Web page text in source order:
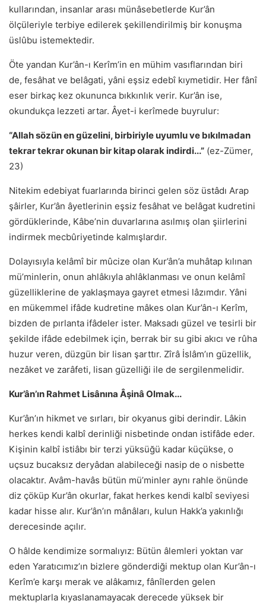
kullarından, insanlar arası münâsebetlerde Kur’ân
ölçüleriyle terbiye edilerek şekillendirilmiş bir konuşma
üslûbu istemektedir.
Öte yandan Kur’ân-ı Kerîm’in en mühim vasıflarından biri
de, fesâhat ve belâgati, yâni eşsiz edebî kıymetidir. Her fânî
eser birkaç kez okununca bıkkınlık verir. Kur’ân ise,
okundukça lezzeti artar. Âyet-i kerîmede buyrulur:
“Allah sözün en güzelini, birbiriyle uyumlu ve bıkılmadan
tekrar tekrar okunan bir kitap olarak indirdi...” (ez-Zümer,
23)
Nitekim edebiyat fuarlarında birinci gelen söz üstâdı Arap
şâirler, Kur’ân âyetlerinin eşsiz fesâhat ve belâgat kudretini
gördüklerinde, Kâbe’nin duvarlarına asılmış olan şiirlerini
indirmek mecbûriyetinde kalmışlardır.
Dolayısıyla kelâmî bir mûcize olan Kur’ân’a muhâtap kılınan
mü’minlerin, onun ahlâkıyla ahlâklanması ve onun kelâmî
güzelliklerine de yaklaşmaya gayret etmesi lâzımdır. Yâni
en mükemmel ifâde kudretine mâkes olan Kur’ân-ı Kerîm,
bizden de pırlanta ifâdeler ister. Maksadı güzel ve tesirli bir
şekilde ifâde edebilmek için, berrak bir su gibi akıcı ve rûha
huzur veren, düzgün bir lisan şarttır. Zîrâ İslâm’ın güzellik,
nezâket ve zarâfeti, lisan güzelliği ile de sergilenmelidir.
Kur’ân’ın Rahmet Lisânına Âşinâ Olmak...
Kur’ân’ın hikmet ve sırları, bir okyanus gibi derindir. Lâkin
herkes kendi kalbî derinliği nisbetinde ondan istifâde eder.
Kişinin kalbî istiâbı bir terzi yüksüğü kadar küçükse, o
uçsuz bucaksız deryâdan alabileceği nasip de o nisbette
olacaktır. Avâm-havâs bütün mü’minler aynı rahle önünde
diz çöküp Kur’ân okurlar, fakat herkes kendi kalbî seviyesi
kadar hisse alır. Kur’ân’ın mânâları, kulun Hakk’a yakınlığı
derecesinde açılır.
O hâlde kendimize sormalıyız: Bütün âlemleri yoktan var
eden Yaratıcımız’ın bizlere gönderdiği mektup olan Kur’ân-ı
Kerîm’e karşı merak ve alâkamız, fânîlerden gelen
mektuplarla kıyaslanamayacak derecede yüksek bir